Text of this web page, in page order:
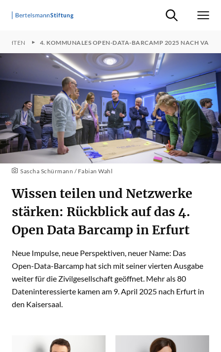
Suche ein-/
4. KOMMUNALES OPEN-DATA-BARCAMP 2025 NACH VA
Sascha Schürmann / Fabian Wahl
Wissen teilen und Netzwerke
stärken: Rückblick auf das 4.
Open Data Barcamp in Erfurt
Neue Impulse, neue Perspektiven, neuer Name: Das
Open-Data-Barcamp hat sich mit seiner vierten Ausgabe
weiter für die Zivilgesellschaft geöffnet. Mehr als 80
Dateninteressierte kamen am 9. April 2025 nach Erfurt in
den Kaisersaal.